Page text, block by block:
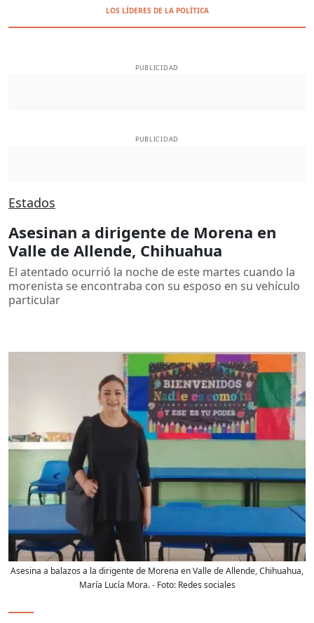
LOS LÍDERES DE LA POLÍTICA
PUBLICIDAD
PUBLICIDAD
Estados
Asesinan a dirigente de Morena en
Valle de Allende, Chihuahua
El atentado ocurrió la noche de este martes cuando la
morenista se encontraba con su esposo en su vehículo
particular
Asesina a balazos a la dirigente de Morena en Valle de Allende, Chihuahua,
María Lucía Mora.- Foto: Redes sociales